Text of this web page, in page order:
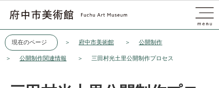
現在のページ 府中市美術館 公開制作
公開制作関連情報 三田村光土里公開制作プロセス